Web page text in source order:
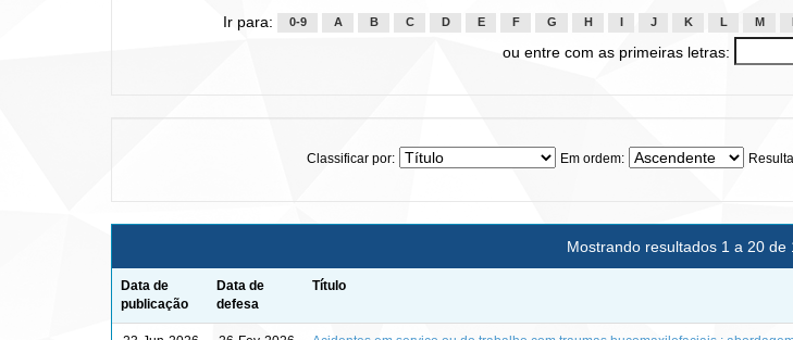
Ir para: 0-9 A B C D E F G H J K L M
ou entre com as primeiras letras:
Classificar por: Em ordem:
Mostrando resultados 1 a 20 de
Data de
publicação
Data de
defesa
Título